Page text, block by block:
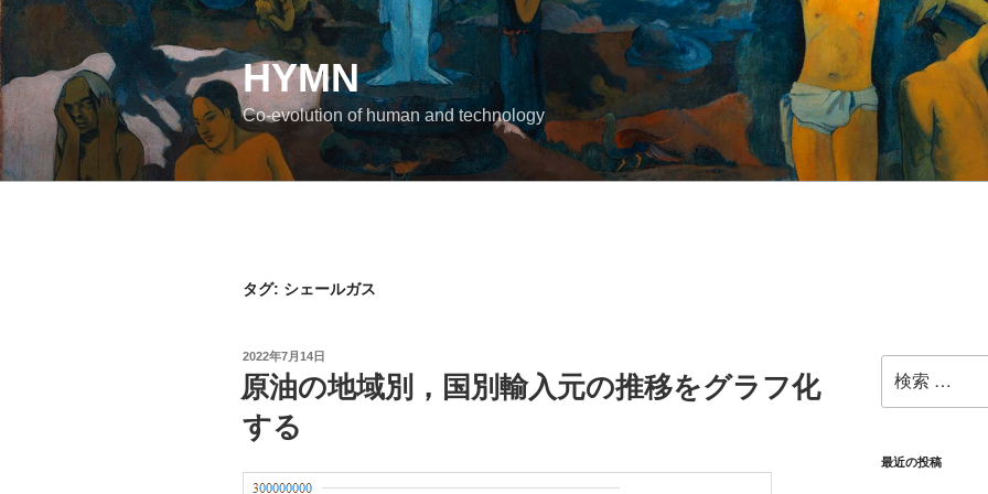
コ
ン
テ
ン
ツ
へ
ス
HYMN
Co-evolution of human and technology
タグ: シェールガス
投
稿
日:
2022年7月14日
原油の地域別，国別輸入元の推移をグラフ化
する
索:
最近の投稿